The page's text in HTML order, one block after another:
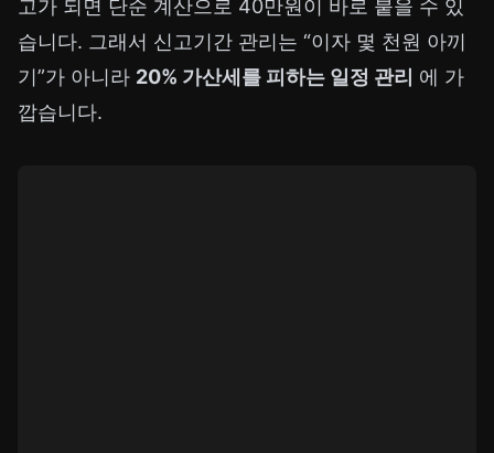
고가 되면 단순 계산으로 40만원이 바로 붙을 수 있
습니다. 그래서 신고기간 관리는 “이자 몇 천원 아끼
기”가 아니라 20% 가산세를 피하는 일정 관리 에 가
깝습니다.